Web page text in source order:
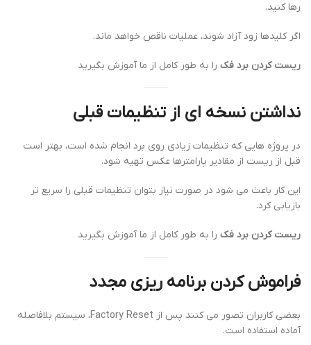
رها کنید.
اگر کلیدها زود آزاد شوند، عملیات ناقص خواهد ماند.
ریست کردن برد فک را به طور کامل از ما آموزش بگیرید
نداشتن نسخه ای از تنظیمات قبلی
در پروژه هایی که تنظیمات زیادی روی برد انجام شده است، بهتر است
قبل از ریست از مقادیر پارامترها عکس تهیه شود.
این کار باعث می شود در صورت نیاز بتوان تنظیمات قبلی را سریع تر
بازیابی کرد.
ریست کردن برد فک را به طور کامل از ما آموزش بگیرید
فراموش کردن برنامه ریزی مجدد
بعضی کاربران تصور می کنند پس از Factory Reset، سیستم بلافاصله
آماده استفاده است.